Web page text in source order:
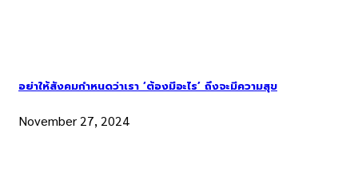
อย่าให้สังคมกำหนดว่าเรา ‘ต้องมีอะไร’ ถึงจะมีความสุข
November 27, 2024